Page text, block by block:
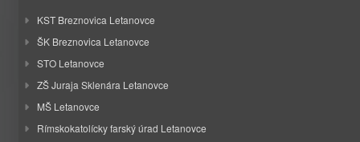
KST Breznovica Letanovce
ŠK Breznovica Letanovce
STO Letanovce
ZŠ Juraja Sklenára Letanovce
MŠ Letanovce
Rímskokatolícky farský úrad Letanovce